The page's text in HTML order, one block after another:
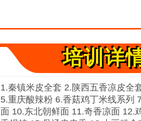
培训详
1.秦镇米皮全套 2.陕西五香凉皮全
5.重庆酸辣粉 6.香菇鸡丁米线系列
面 10.东北朝鲜面 11.奇香凉面